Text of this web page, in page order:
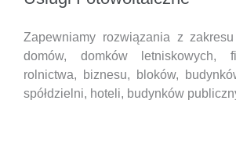
Zapewniamy rozwiązania z
domów, domków letniskowych,
rolnictwa, biznesu, bloków,
spółdzielni, hoteli, budynków